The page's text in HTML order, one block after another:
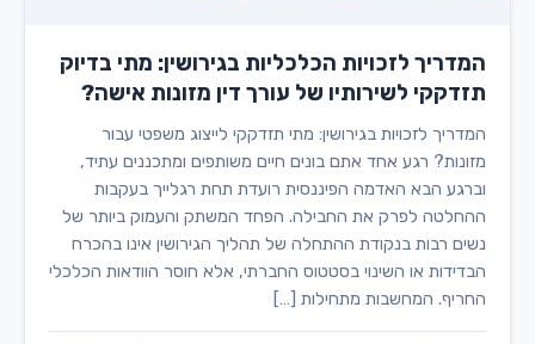
המדריך לזכויות הכלכליות בגירושין: מתי בדיוק
תזדקקי לשירותיו של עורך דין מזונות אישה?
המדריך לזכויות בגירושין: מתי תזדקקי לייצוג משפטי עבור
מזונות? רגע אחד אתם בונים חיים משותפים ומתכננים עתיד,
וברגע הבא האדמה הפיננסית רועדת תחת רגלייך בעקבות
ההחלטה לפרק את החבילה. הפחד המשתק והעמוק ביותר של
נשים רבות בנקודת ההתחלה של תהליך הגירושין אינו בהכרח
הבדידות או השינוי בסטטוס החברתי, אלא חוסר הוודאות הכלכלי
החריף. המחשבות מתחילות […]